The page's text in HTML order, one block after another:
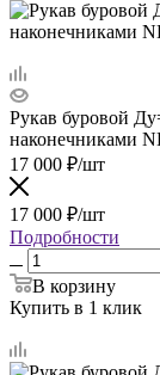
Рукав буровой
наконечниками
17 000 ₽/шт
17 000 ₽/шт
Подробности
В корзину
Купить в 1 клик